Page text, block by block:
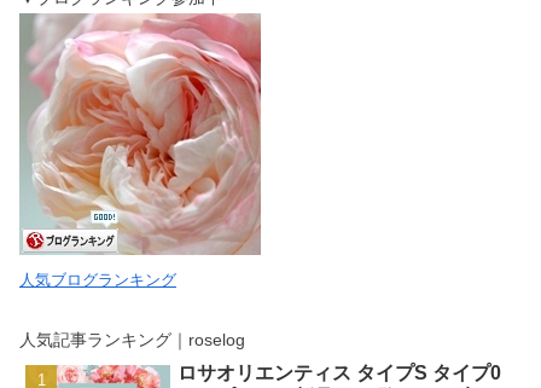
人気ブログランキング
人気記事ランキング｜roselog
ロサオリエンティス タイプS タイプ0